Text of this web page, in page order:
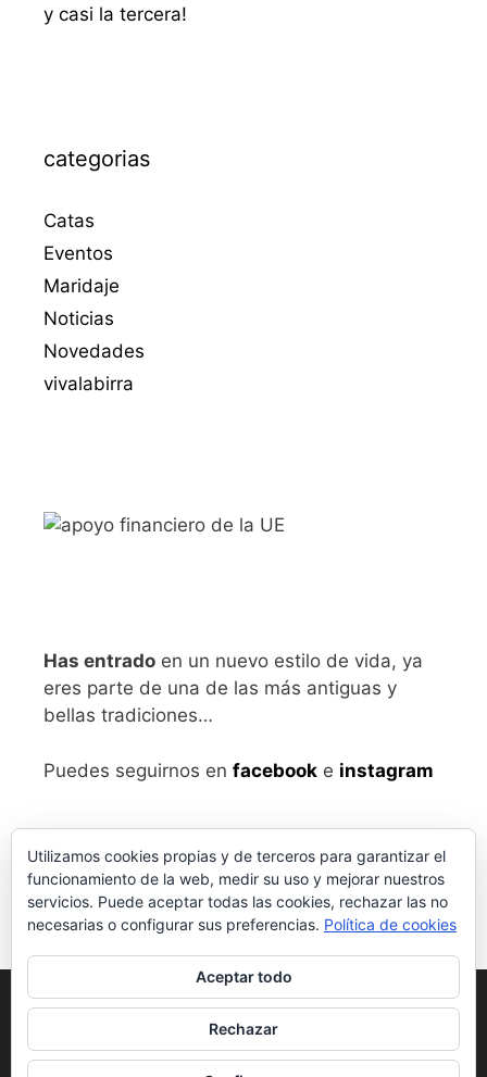
y casi la tercera!
categorias
Catas
Eventos
Maridaje
Noticias
Novedades
vivalabirra
Has entrado en un nuevo estilo de vida, ya
eres parte de una de las más antiguas y
bellas tradiciones…
Puedes seguirnos en facebook e instagram
Aviso legaly Política de Privacidad
Condiciones generales de compra
Utilizamos cookies propias y de terceros para garantizar el
funcionamiento de la web, medir su uso y mejorar nuestros
servicios. Puede aceptar todas las cookies, rechazar las no
necesarias o configurar sus preferencias. Política de cookies
Aceptar todo
Rechazar